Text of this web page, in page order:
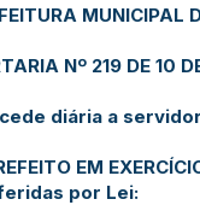
MUNICIPAL
Nº 219 DE 10
diária a
EM
por Lei: